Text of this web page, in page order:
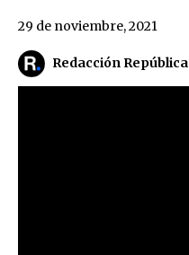
Redacción República
29 de noviembre, 2021